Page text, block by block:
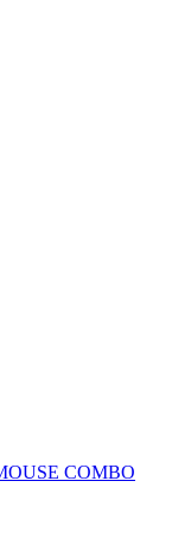
COMBO